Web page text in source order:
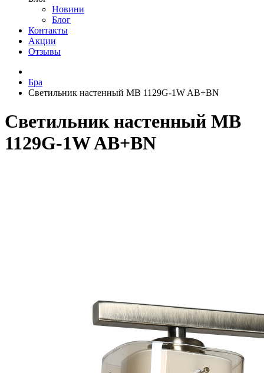
Новини
Блог
Контакты
Акции
Отзывы
Бра
Светильник настенный MB 1129G-1W AB+BN
Светильник настенный MB
1129G-1W AB+BN